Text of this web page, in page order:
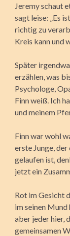
Jeremy schaut
sagt leise: „Es
richtig zu
Kreis kann und
Später
erzählen, was
Psychologe,
Finn weiß. Ich
und meinem
Finn war wohl
erste Junge,
gelaufen ist,
jetzt ein
Rot im Gesicht
im seinen Mund
aber jeder hier,
gemeinsamen